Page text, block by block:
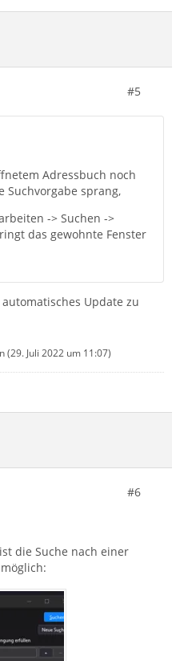
#5
Adressbuch noch
Suchvorgabe sprang,
-> Suchen ->
das gewohnte Fenster
Update zu
(29. Juli 2022 um 11:07)
#6
die Suche nach einer